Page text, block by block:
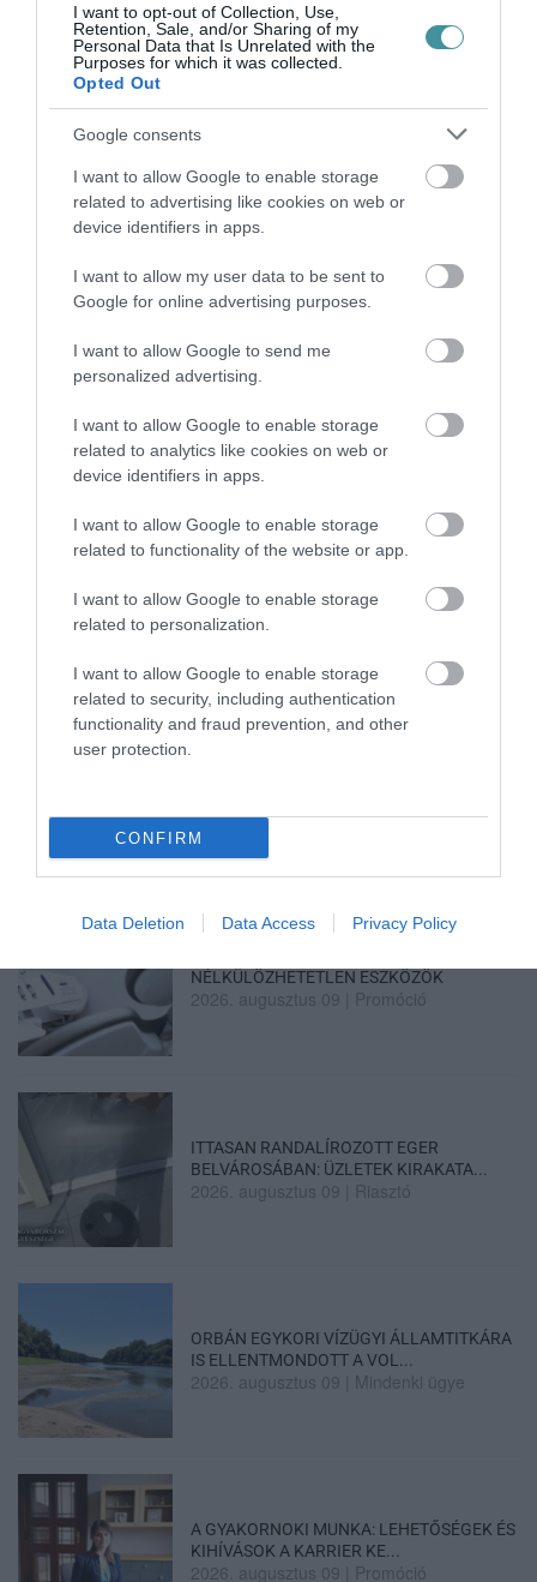
I want to opt-out of Collection, Use,
Retention, Sale, and/or Sharing of my
Personal Data that Is Unrelated with the
Purposes for which it was collected.
Opted Out
Google consents
I want to allow Google to enable storage
related to advertising like cookies on web or
device identifiers in apps.
I want to allow my user data to be sent to
Google for online advertising purposes.
I want to allow Google to send me
personalized advertising.
I want to allow Google to enable storage
related to analytics like cookies on web or
device identifiers in apps.
I want to allow Google to enable storage
related to functionality of the website or app.
I want to allow Google to enable storage
related to personalization.
I want to allow Google to enable storage
related to security, including authentication
functionality and fraud prevention, and other
user protection.
CONFIRM
Data Deletion Data Access Privacy Policy
Ne maradjon le a legfrissebb hírekről, kövessen
Legfrissebb híreink
NÉLKÜLÖZHETETLEN ESZKÖZÖK
2026. augusztus 09 Promóció
ITTASAN RANDALÍROZOTT EGER
BELVÁROSÁBAN: ÜZLETEK KIRAKATA...
2026. augusztus 09 Riasztó
ORBÁN EGYKORI VÍZÜGYI ÁLLAMTITKÁRA
IS ELLENTMONDOTT A VOL...
2026. augusztus 09 Mindenki ügye
A GYAKORNOKI MUNKA: LEHETŐSÉGEK ÉS
KIHÍVÁSOK A KARRIER KE...
2026. augusztus 09 Promóció